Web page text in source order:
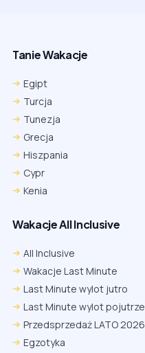
Tanie Wakacje
Egipt
Turcja
Tunezja
Grecja
Hiszpania
Cypr
Kenia
Wakacje All Inclusive
All Inclusive
Wakacje Last Minute
Last Minute wylot jutro
Last Minute wylot pojutrze
Przedsprzedaż LATO 2026
Egzotyka